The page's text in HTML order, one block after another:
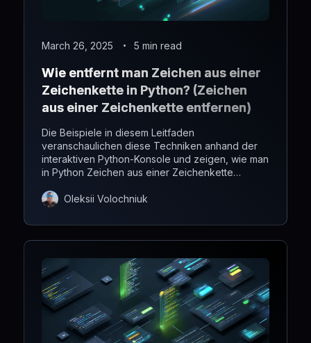
March 26, 2025 5 min read
Wie entfernt man Zeichen aus einer
Zeichenkette in Python? (Zeichen
aus einer Zeichenkette entfernen)
Die Beispiele in diesem Leitfaden
veranschaulichen diese Techniken anhand der
interaktiven Python-Konsole und zeigen, wie man
in Python Zeichen aus einer Zeichenkette
Oleksii Volochniuk